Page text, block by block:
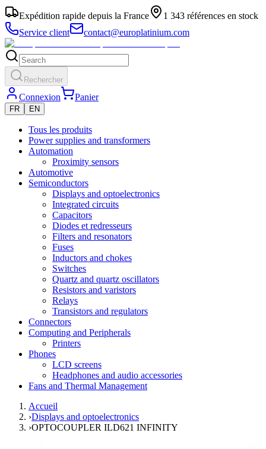
Expédition rapide depuis la France
1 343 références en stock
Service client
contact@europlatinium.com
Rechercher
Connexion Panier
FR EN
Tous les produits
Power supplies and transformers
Automation
Proximity sensors
Automotive
Semiconductors
Displays and optoelectronics
Integrated circuits
Capacitors
Diodes et redresseurs
Filters and resonators
Fuses
Inductors and chokes
Switches
Quartz and quartz oscillators
Resistors and varistors
Relays
Transistors and regulators
Connectors
Computing and Peripherals
Printers
Phones
LCD screens
Headphones and audio accessories
Fans and Thermal Management
Accueil
›Displays and optoelectronics
›OPTOCOUPLER ILD621 INFINITY